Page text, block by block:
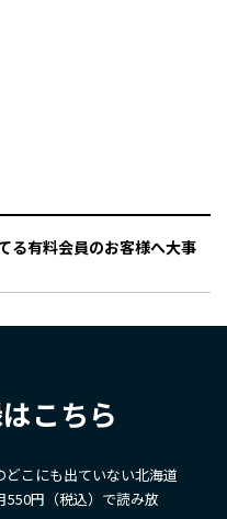
る有料会員のお客様へ大事
こちら
こにも出ていない北海道
550円（税込）で読み放